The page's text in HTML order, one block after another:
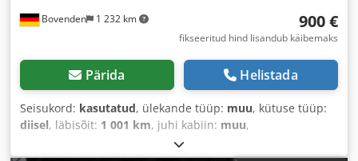
Bovenden 1 232 km 900 €
fikseeritud hind lisandub käibemaks
Pärida Helistada
Seisukord: kasutatud, ülekande tüüp: muu, kütuse tüüp:
diisel, läbisõit: 1 001 km, juhi kabiin: muu,